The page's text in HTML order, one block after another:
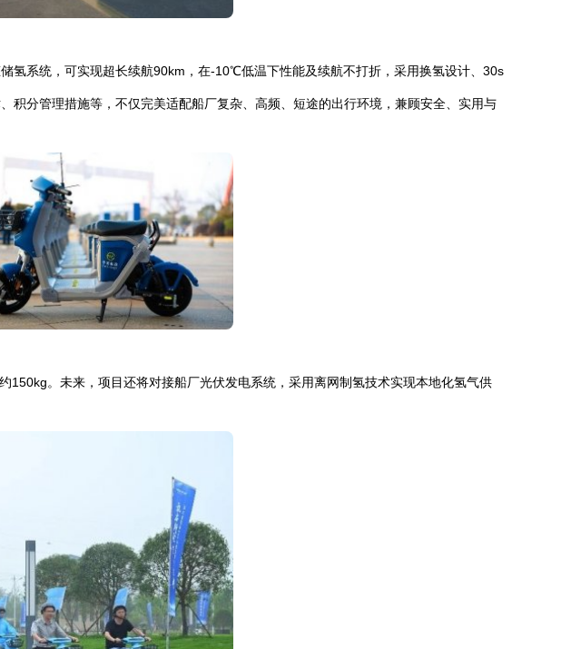
氢系统，可实现超长续航90km，在-10℃低温下性能及续航不打折，采用换氢设计、30s
积分管理措施等，不仅完美适配船厂复杂、高频、短途的出行环境，兼顾安全、实用与
。未来，项目还将对接船厂光伏发电系统，采用离网制氢技术实现本地化氢气供